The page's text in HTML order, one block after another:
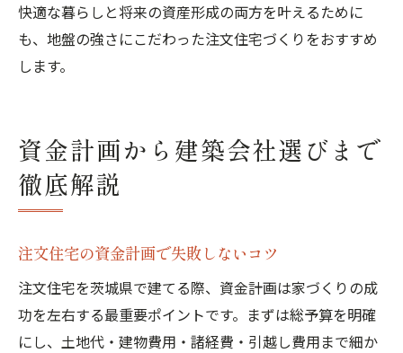
快適な暮らしと将来の資産形成の両方を叶えるために
も、地盤の強さにこだわった注文住宅づくりをおすすめ
します。
資金計画から建築会社選びまで
徹底解説
注文住宅の資金計画で失敗しないコツ
注文住宅を茨城県で建てる際、資金計画は家づくりの成
功を左右する最重要ポイントです。まずは総予算を明確
にし、土地代・建物費用・諸経費・引越し費用まで細か